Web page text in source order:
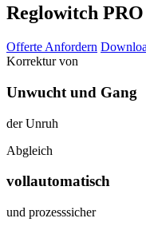
Reglowitch PRO
Offerte Anfordern
Korrektur von
Unwucht und Gang
der Unruh
Abgleich
vollautomatisch
und prozesssicher